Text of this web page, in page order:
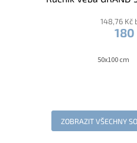
148,76 Kč
180
50x100 cm
ZOBRAZIT VŠECHNY